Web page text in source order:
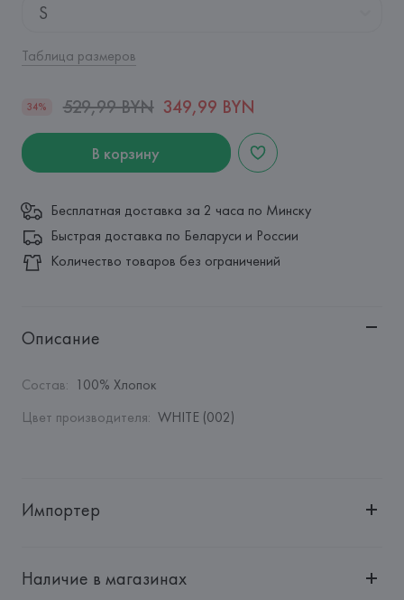
S
Таблица размеров
34% 529,99 BYN 349,99 BYN
В корзину
Бесплатная доставка за 2 часа по Минску
Быстрая доставка по Беларуси и России
Количество товаров без ограничений
Описание
Состав: 100% Хлопок
Цвет производителя: WHITE (002)
Импортер
"БелВиринея"
Наличие в магазинах